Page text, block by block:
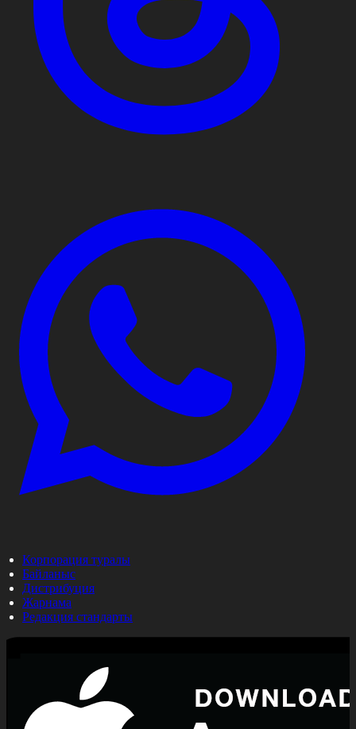
Корпорация туралы
Байланыс
Дистрибуция
Жарнама
Редакция стандарты